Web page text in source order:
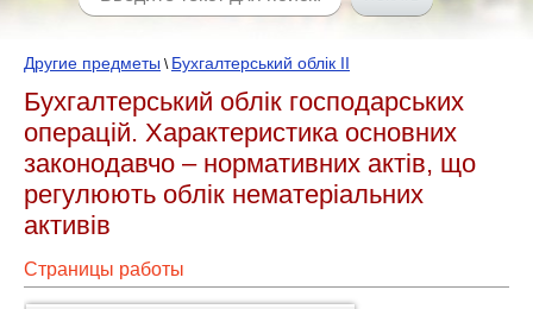
Другие предметы \ Бухгалтерський облік ІІ
Бухгалтерський облік господарських
операцій. Характеристика основних
законодавчо – нормативних актів, що
регулюють облік нематеріальних
активів
Страницы работы